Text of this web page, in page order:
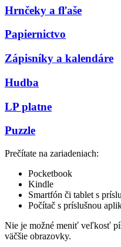
Hrnčeky a fľaše
Papiernictvo
Zápisníky a kalendáre
Hudba
LP platne
Puzzle
Prečítate na zariadeniach:
Pocketbook
Kindle
Smartfón či tablet s
Počítač s príslušnou
Nie je možné meniť veľkosť
väčšie obrazovky.